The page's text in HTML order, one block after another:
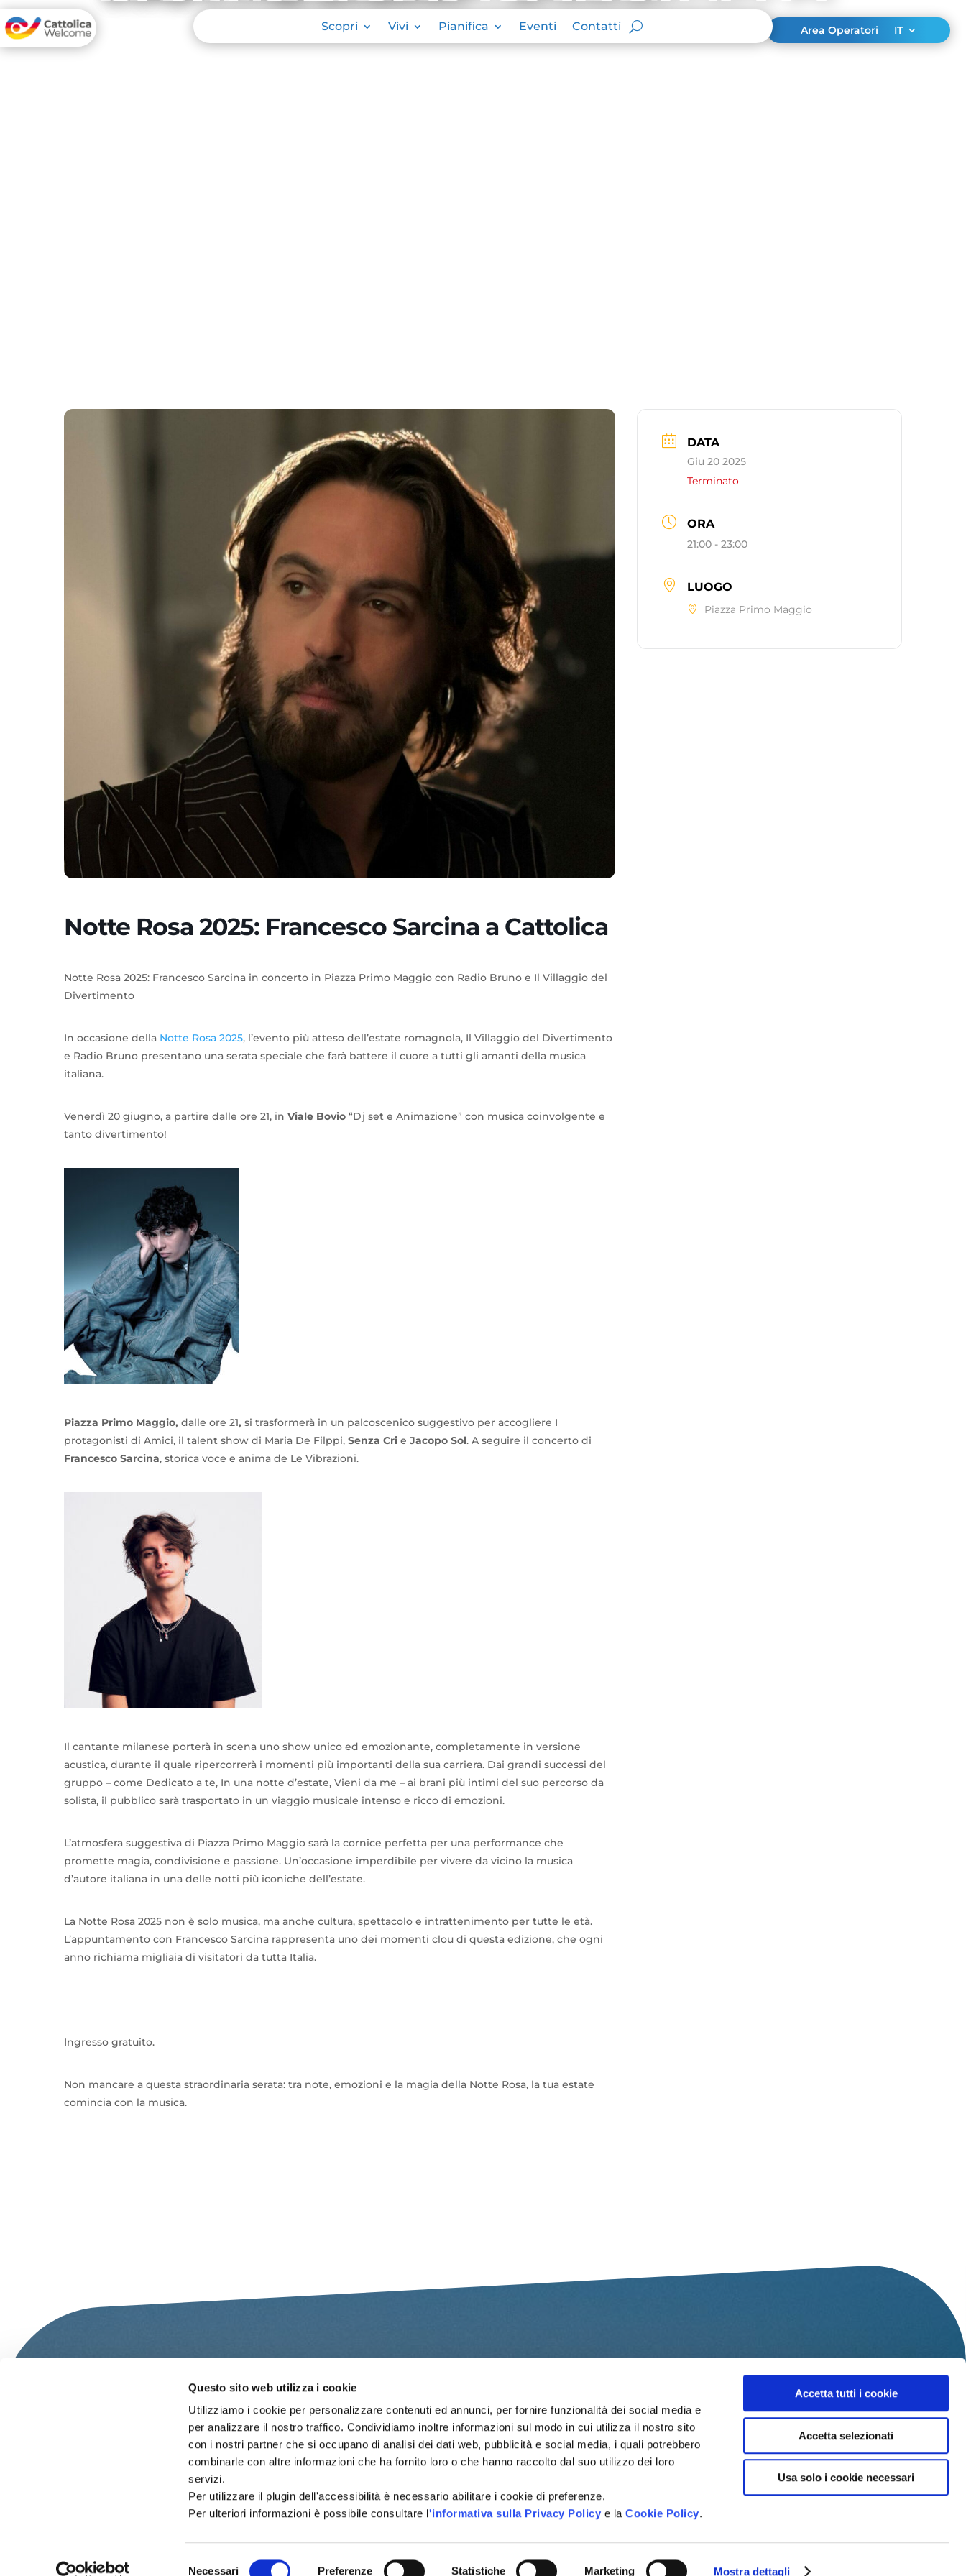
Questo sito web utilizza i cookie
Utilizziamo i cookie per personalizzare contenuti ed annunci, per fornire funzionalità dei social media e
per analizzare il nostro traffico. Condividiamo inoltre informazioni sul modo in cui utilizza il nostro sito
con i nostri partner che si occupano di analisi dei dati web, pubblicità e social media, i quali potrebbero
combinarle con altre informazioni che ha fornito loro o che hanno raccolto dal suo utilizzo dei loro
servizi.
Per utilizzare il plugin dell'accessibilità è necessario abilitare i cookie di preferenze.
Per ulteriori informazioni è possibile consultare l'informativa sulla Privacy Policy e laCookie Policy.
Necessari Preferenze Statistiche Marketing Mostra dettagli
Accetta tutti i cookie
Accetta selezionati
Usa solo i cookie necessari
Scopri Vivi Pianifica Eventi Contatti Area Operatori IT
Notte Rosa 2025: Francesco Sarcina a Cattolica
Notte Rosa 2025: Francesco Sarcina in concerto in Piazza Primo Maggio con Radio Bruno e Il Villaggio del
Divertimento
In occasione della Notte Rosa 2025, l’evento più atteso dell’estate romagnola, Il Villaggio del Divertimento
e Radio Bruno presentano una serata speciale che farà battere il cuore a tutti gli amanti della musica
italiana.
Venerdì 20 giugno, a partire dalle ore 21, in Viale Bovio “Dj set e Animazione” con musica coinvolgente e
tanto divertimento!
Piazza Primo Maggio, dalle ore 21, si trasformerà in un palcoscenico suggestivo per accogliere I
protagonisti di Amici, il talent show di Maria De Filppi, Senza Cri e Jacopo Sol. A seguire il concerto di
Francesco Sarcina, storica voce e anima de Le Vibrazioni.
Il cantante milanese porterà in scena uno show unico ed emozionante, completamente in versione
acustica, durante il quale ripercorrerà i momenti più importanti della sua carriera. Dai grandi successi del
gruppo – come Dedicato a te, In una notte d’estate, Vieni da me – ai brani più intimi del suo percorso da
solista, il pubblico sarà trasportato in un viaggio musicale intenso e ricco di emozioni.
L’atmosfera suggestiva di Piazza Primo Maggio sarà la cornice perfetta per una performance che
promette magia, condivisione e passione. Un’occasione imperdibile per vivere da vicino la musica
d’autore italiana in una delle notti più iconiche dell’estate.
La Notte Rosa 2025 non è solo musica, ma anche cultura, spettacolo e intrattenimento per tutte le età.
L’appuntamento con Francesco Sarcina rappresenta uno dei momenti clou di questa edizione, che ogni
anno richiama migliaia di visitatori da tutta Italia.
Ingresso gratuito.
Non mancare a questa straordinaria serata: tra note, emozioni e la magia della Notte Rosa, la tua estate
comincia con la musica.
DATA
Giu 20 2025
Terminato
ORA
21:00 - 23:00
LUOGO
Piazza Primo Maggio
IAT – UFFICIO INFORMAZIONI TURISTICHE
DEL COMUNE DI CATTOLICA
Email *
Città
di
Tutti i campi sono obbligatori.